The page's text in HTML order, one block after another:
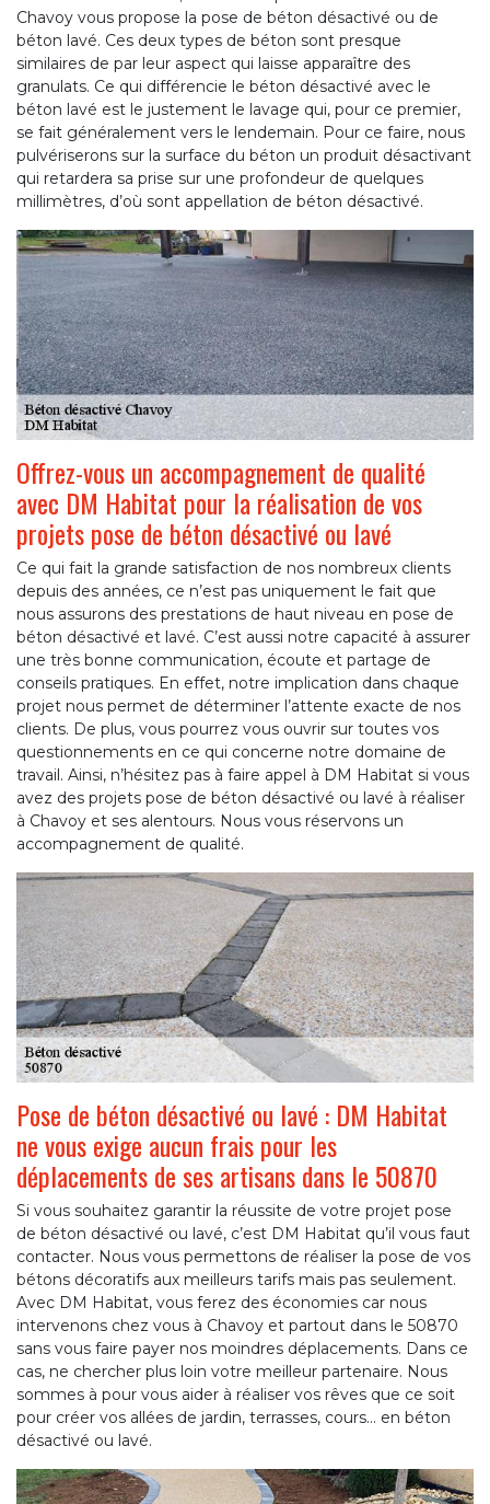
Chavoy vous propose la pose de béton désactivé ou de
béton lavé. Ces deux types de béton sont presque
similaires de par leur aspect qui laisse apparaître des
granulats. Ce qui différencie le béton désactivé avec le
béton lavé est le justement le lavage qui, pour ce premier,
se fait généralement vers le lendemain. Pour ce faire, nous
pulvériserons sur la surface du béton un produit désactivant
qui retardera sa prise sur une profondeur de quelques
millimètres, d’où sont appellation de béton désactivé.
Offrez-vous un accompagnement de qualité
avec DM Habitat pour la réalisation de vos
projets pose de béton désactivé ou lavé
Ce qui fait la grande satisfaction de nos nombreux clients
depuis des années, ce n’est pas uniquement le fait que
nous assurons des prestations de haut niveau en pose de
béton désactivé et lavé. C’est aussi notre capacité à assurer
une très bonne communication, écoute et partage de
conseils pratiques. En effet, notre implication dans chaque
projet nous permet de déterminer l’attente exacte de nos
clients. De plus, vous pourrez vous ouvrir sur toutes vos
questionnements en ce qui concerne notre domaine de
travail. Ainsi, n’hésitez pas à faire appel à DM Habitat si vous
avez des projets pose de béton désactivé ou lavé à réaliser
à Chavoy et ses alentours. Nous vous réservons un
accompagnement de qualité.
Pose de béton désactivé ou lavé : DM Habitat
ne vous exige aucun frais pour les
déplacements de ses artisans dans le 50870
Si vous souhaitez garantir la réussite de votre projet pose
de béton désactivé ou lavé, c’est DM Habitat qu’il vous faut
contacter. Nous vous permettons de réaliser la pose de vos
bétons décoratifs aux meilleurs tarifs mais pas seulement.
Avec DM Habitat, vous ferez des économies car nous
intervenons chez vous à Chavoy et partout dans le 50870
sans vous faire payer nos moindres déplacements. Dans ce
cas, ne chercher plus loin votre meilleur partenaire. Nous
sommes à pour vous aider à réaliser vos rêves que ce soit
pour créer vos allées de jardin, terrasses, cours… en béton
désactivé ou lavé.